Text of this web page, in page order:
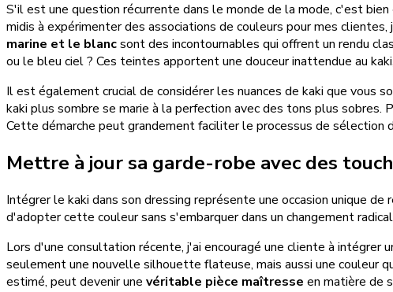
S'il est une question récurrente dans le monde de la mode, c'est
midis à expérimenter des associations de couleurs pour mes
marine et le blancsont des incontournables qui offrent un rendu
ou le bleu ciel ? Ces teintes apportent une douceur inattendue au
Il est également crucial de considérer les nuances de kaki que vous
kaki plus sombre se marie à la perfection avec des tons plus
Cette démarche peut grandement faciliter le processus de sélection
Mettre à jour sa garde-robe avec des
Intégrer le kaki dans son dressing représente une occasion unique
d'adopter cette couleur sans s'embarquer dans un changement
Lors d'une consultation récente, j'ai encouragé une cliente à intégrer
seulement une nouvelle silhouette flateuse, mais aussi une couleur
estimé, peut devenir une véritable pièce maîtresse en matière de